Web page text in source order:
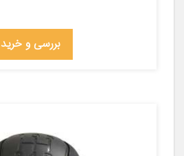
بررسی و خرید